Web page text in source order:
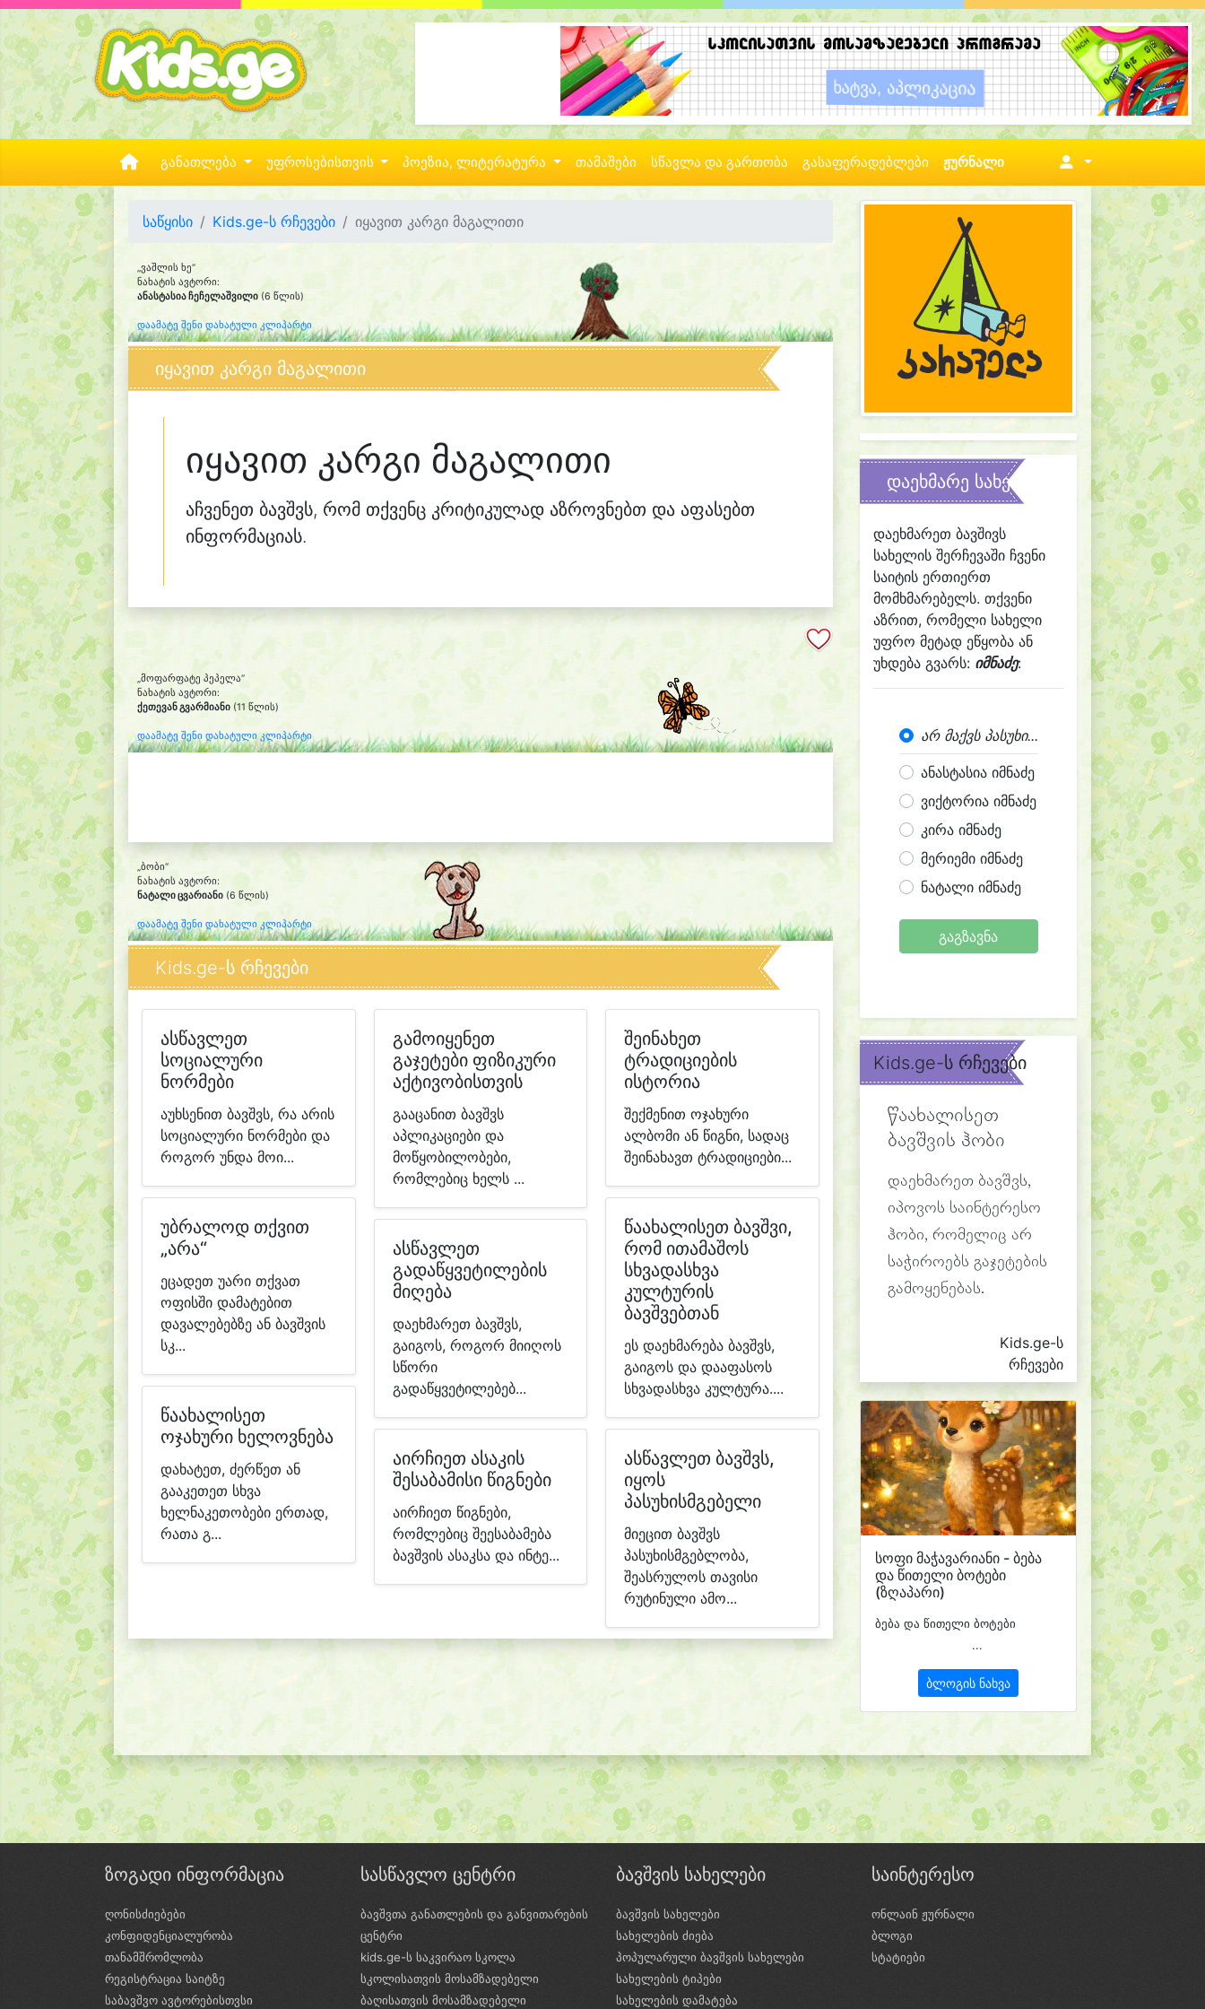
განათლება უფროსებისთვის პოეზია, ლიტერატურა თამაშები სწავლა და გართობა გასაფერადებლები ჟურნალი
საწყისი Kids.ge-ს რჩევები იყავით კარგი მაგალითი
„ვაშლის ხე“
ნახატის ავტორი:
ანასტასია ჩეჩელაშვილი(6 წლის)
დაამატე შენი დახატული კლიპარტი
იყავით კარგი მაგალითი
იყავით კარგი მაგალითი
აჩვენეთ ბავშვს, რომ თქვენც კრიტიკულად აზროვნებთ და აფასებთ
ინფორმაციას.
„მოფარფატე პეპელა“
ნახატის ავტორი:
ქეთევან გვარმიანი (11 წლის)
დაამატე შენი დახატული კლიპარტი
„ბობი“
ნახატის ავტორი:
ნატალი ცვარიანი (6 წლის)
დაამატე შენი დახატული კლიპარტი
Kids.ge-ს რჩევები
ასწავლეთ
სოციალური
ნორმები
აუხსენით ბავშვს, რა არის
სოციალური ნორმები და
როგორ უნდა მოი...
უბრალოდ თქვით
„არა“
ეცადეთ უარი თქვათ
ოფისში დამატებით
დავალებებზე ან ბავშვის
სკ...
წაახალისეთ
ოჯახური ხელოვნება
დახატეთ, ძერწეთ ან
გააკეთეთ სხვა
ხელნაკეთობები ერთად,
რათა გ...
გამოიყენეთ
გაჯეტები ფიზიკური
აქტივობისთვის
გააცანით ბავშვს
აპლიკაციები და
მოწყობილობები,
რომლებიც ხელს ...
ასწავლეთ
გადაწყვეტილების
მიღება
დაეხმარეთ ბავშვს,
გაიგოს, როგორ მიიღოს
სწორი
გადაწყვეტილებებ...
აირჩიეთ ასაკის
შესაბამისი წიგნები
აირჩიეთ წიგნები,
რომლებიც შეესაბამება
ბავშვის ასაკსა და ინტე...
შეინახეთ
ტრადიციების
ისტორია
შექმენით ოჯახური
ალბომი ან წიგნი, სადაც
შეინახავთ ტრადიციები...
წაახალისეთ ბავშვი,
რომ ითამაშოს
სხვადასხვა
კულტურის
ბავშვებთან
ეს დაეხმარება ბავშვს,
გაიგოს და დააფასოს
სხვადასხვა კულტურა....
ასწავლეთ ბავშვს,
იყოს
პასუხისმგებელი
მიეცით ბავშვს
პასუხისმგებლობა,
შეასრულოს თავისი
რუტინული ამო...
დაეხმარე სახელის შერჩევაში
დაეხმარეთ ბავშივს
სახელის შერჩევაში ჩვენი
საიტის ერთიერთ
მომხმარებელს. თქვენი
აზრით, რომელი სახელი
უფრო მეტად ეწყობა ან
უხდება გვარს: იმნაძე:
არ მაქვს პასუხი...
ანასტასია იმნაძე
ვიქტორია იმნაძე
კირა იმნაძე
მერიემი იმნაძე
ნატალი იმნაძე
გაგზავნა
Kids.ge-ს რჩევები
წაახალისეთ
ბავშვის ჰობი
დაეხმარეთ ბავშვს,
იპოვოს საინტერესო
ჰობი, რომელიც არ
საჭიროებს გაჯეტების
გამოყენებას.
Kids.ge-ს
რჩევები
სოფი მაჭავარიანი - ბება
და წითელი ბოტები
(ზღაპარი)
ბება და წითელი ბოტები
...
ბლოგის ნახვა
ზოგადი ინფორმაცია
ღონისძიებები
კონფიდენციალურობა
თანამშრომლობა
რეგისტრაცია საიტზე
საბავშვო ავტორებისთვსი
სასწავლო ცენტრი
ბავშვთა განათლების და განვითარების
ცენტრი
kids.ge-ს საკვირაო სკოლა
სკოლისათვის მოსამზადებელი
ბაღისათვის მოსამზადებელი
ბავშვის სახელები
ბავშვის სახელები
სახელების ძიება
პოპულარული ბავშვის სახელები
სახელების ტიპები
სახელების დამატება
საინტერესო
ონლაინ ჟურნალი
ბლოგი
სტატიები